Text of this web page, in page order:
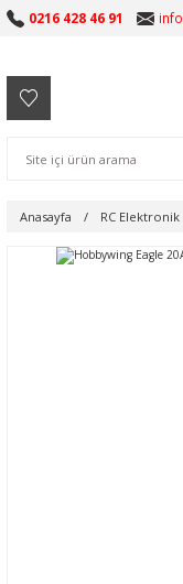
0216 428 46 91 info
Anasayfa RC Elektronik